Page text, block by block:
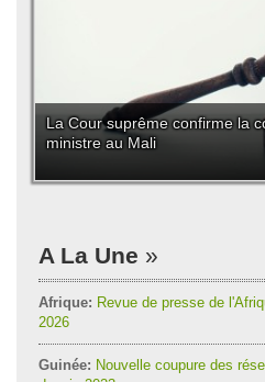
La Cour suprême confirme la
ministre au Mali
A La Une
Afrique: Revue de presse de
2026
Guinée: Nouvelle coupure des